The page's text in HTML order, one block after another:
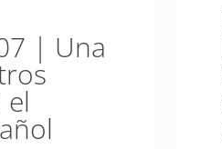
| Una